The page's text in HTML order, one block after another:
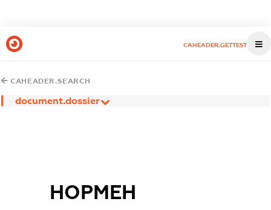
CAHEADER.GETTEST
CAHEADER.SEARCH
document.dossier
НОРМЕН